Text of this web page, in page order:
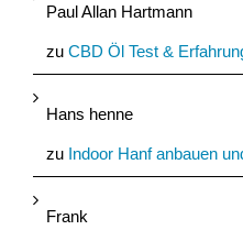
Paul Allan Hartmann
zu CBD Öl Test &
Hans henne
zu Indoor Hanf anbauen
Frank